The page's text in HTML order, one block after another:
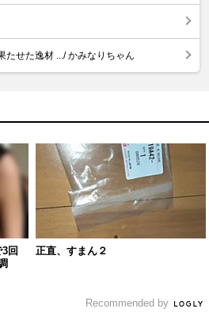
たせた逸材 .../ かみなりちゃん
回
正直、すまん２
Recommended by